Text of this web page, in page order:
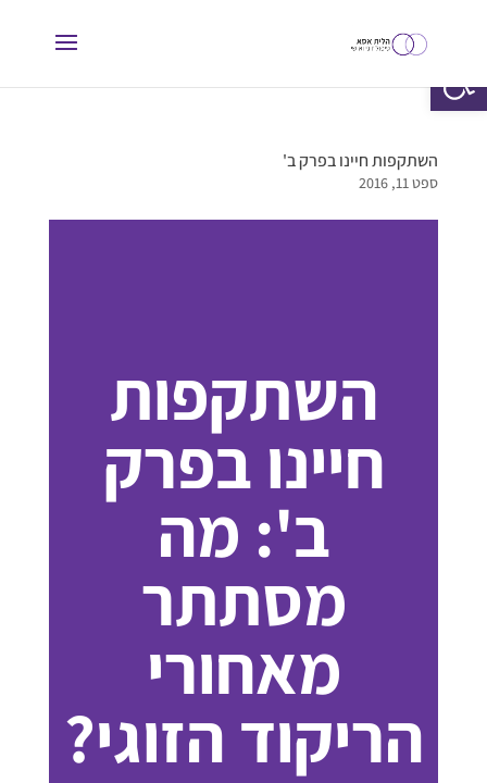
השתקפות חיינו בפרק ב'
ספט 11, 2016
השתקפות
חיינו בפרק
ב': מה
מסתתר
מאחורי
הריקוד הזוגי?
פתח סרגל נגישות